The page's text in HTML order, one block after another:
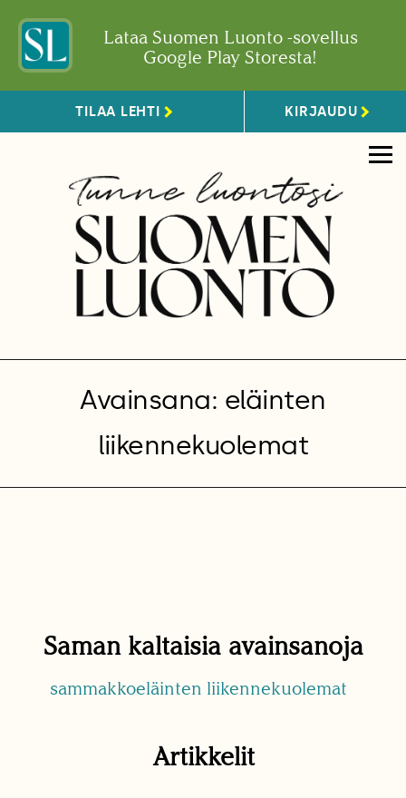
Lataa Suomen Luonto -sovellus
Google Play Storesta!
TILAA LEHTI KIRJAUDU
Avainsana: eläinten
liikennekuolemat
Saman kaltaisia avainsanoja
sammakkoeläinten liikennekuolemat
Artikkelit